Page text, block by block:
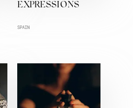
EXPRESSIONS
SPAIN